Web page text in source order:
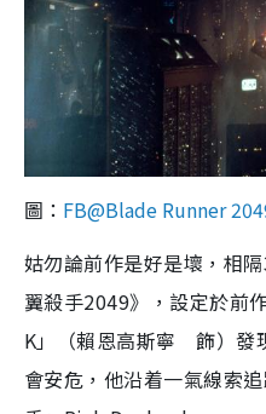
圖： FB@Blade Runner
姑勿論前作是好是壞，相
翼殺手2049》，設定於前
K」（賴恩高斯寧 飾）發
會安危，他沿着一氣線索